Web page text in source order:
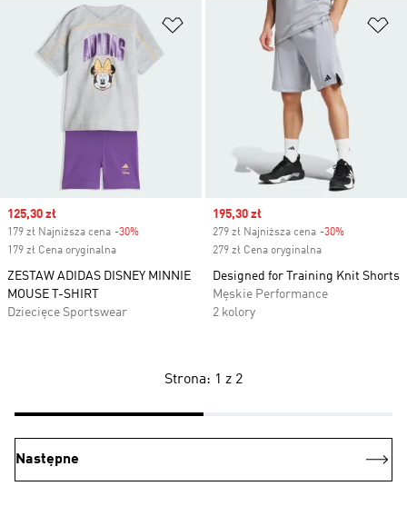
Dodaj do listy życzeń
Sale price
125,30 zł
179 zł Najniższa cena -30%
179 zł Cena oryginalna
ZESTAW ADIDAS DISNEY MINNIE
MOUSE T-SHIRT
Dziecięce Sportswear
Sale price
195,30 zł
279 zł Najniższa cena -30%
279 zł Cena oryginalna
Designed for Training Knit Shorts
Męskie Performance
2 kolory
Strona: 1 z 2
Następne